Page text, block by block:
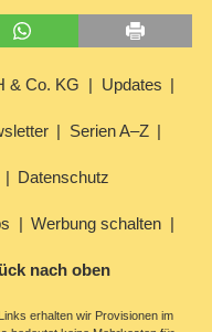
& Co. KG Updates
Serien A–Z
Datenschutz
Werbung schalten
nach oben
erhalten wir Provisionen im